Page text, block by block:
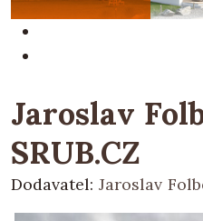
Jaroslav
SRUB.CZ
Dodavatel: Jaroslav